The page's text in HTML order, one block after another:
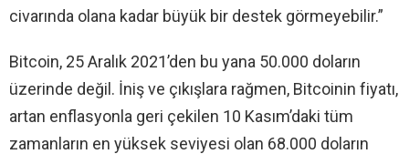
civarında olana kadar büyük bir destek görmeyebilir.”
Bitcoin, 25 Aralık 2021’den bu yana 50.000 doların
üzerinde değil. İniş ve çıkışlara rağmen, Bitcoinin fiyatı,
artan enflasyonla geri çekilen 10 Kasım’daki tüm
zamanların en yüksek seviyesi olan 68.000 doların